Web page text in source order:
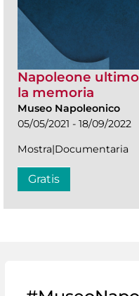
Napoleone
la memoria
Museo Napoleonico
05/05/2021 - 18/09/2022
Mostra|Documentaria
Gratis